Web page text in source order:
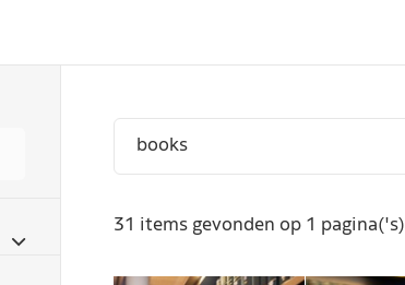
31 items gevonden op 1 pagina('s)